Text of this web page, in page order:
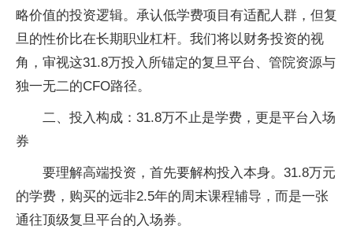
略价值的投资逻辑。承认低学费项目有适配人群，但复
旦的性价比在长期职业杠杆。我们将以财务投资的视
角，审视这31.8万投入所锚定的复旦平台、管院资源与
独一无二的CFO路径。
二、投入构成：31.8万不止是学费，更是平台入场
券
要理解高端投资，首先要解构投入本身。31.8万元
的学费，购买的远非2.5年的周末课程辅导，而是一张
通往顶级复旦平台的入场券。